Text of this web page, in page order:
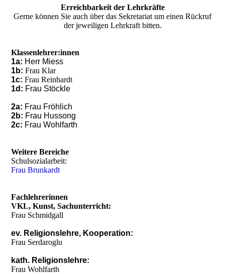
Erreichbarkeit der Lehrkräfte
Gerne können Sie auch über das Sekretariat um einen Rückruf
der jeweiligen Lehrkraft bitten.
Klassenlehrer:innen
1a: Herr Miess
1b:Frau Klar
1c: Frau Reinhardt
1d: Frau Stöckle
2a: Frau Fröhlich
2b: Frau Hussong
2c: Frau Wohlfarth
Weitere Bereiche
Schulsozialarbeit:
Frau Brunkardt
Fachlehrerinnen
VKL, Kunst, Sachunterricht:
Frau Schmidgall
ev. Religionslehre, Kooperation:
Frau Serdaroglu
kath. Religionslehre:
Frau Wohlfarth